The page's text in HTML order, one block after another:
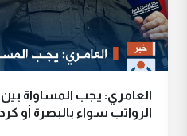
العامري: يجب المساواة
الرواتب سواء بالبصرة أو